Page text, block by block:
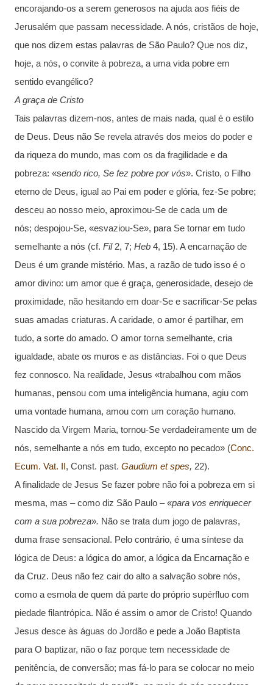
encorajando-os a serem generosos na ajuda aos fiéis de
Jerusalém que passam necessidade. A nós, cristãos de hoje,
que nos dizem estas palavras de São Paulo? Que nos diz,
hoje, a nós, o convite à pobreza, a uma vida pobre em
sentido evangélico?
A graça de Cristo
Tais palavras dizem-nos, antes de mais nada, qual é o estilo
de Deus. Deus não Se revela através dos meios do poder e
da riqueza do mundo, mas com os da fragilidade e da
pobreza: «sendo rico, Se fez pobre por vós». Cristo, o Filho
eterno de Deus, igual ao Pai em poder e glória, fez-Se pobre;
desceu ao nosso meio, aproximou-Se de cada um de
nós; despojou-Se, «esvaziou-Se», para Se tornar em tudo
semelhante a nós (cf. Fil 2, 7; Heb 4, 15). A encarnação de
Deus é um grande mistério. Mas, a razão de tudo isso é o
amor divino: um amor que é graça, generosidade, desejo de
proximidade, não hesitando em doar-Se e sacrificar-Se pelas
suas amadas criaturas. A caridade, o amor é partilhar, em
tudo, a sorte do amado. O amor torna semelhante, cria
igualdade, abate os muros e as distâncias. Foi o que Deus
fez connosco. Na realidade, Jesus «trabalhou com mãos
humanas, pensou com uma inteligência humana, agiu com
uma vontade humana, amou com um coração humano.
Nascido da Virgem Maria, tornou-Se verdadeiramente um de
nós, semelhante a nós em tudo, excepto no pecado» (Conc.
Ecum. Vat. II, Const. past. Gaudium et spes, 22).
A finalidade de Jesus Se fazer pobre não foi a pobreza em si
mesma, mas – como diz São Paulo – «para vos enriquecer
com a sua pobreza». Não se trata dum jogo de palavras,
duma frase sensacional. Pelo contrário, é uma síntese da
lógica de Deus: a lógica do amor, a lógica da Encarnação e
da Cruz. Deus não fez cair do alto a salvação sobre nós,
como a esmola de quem dá parte do próprio supérfluo com
piedade filantrópica. Não é assim o amor de Cristo! Quando
Jesus desce às águas do Jordão e pede a João Baptista
para O baptizar, não o faz porque tem necessidade de
penitência, de conversão; mas fá-lo para se colocar no meio